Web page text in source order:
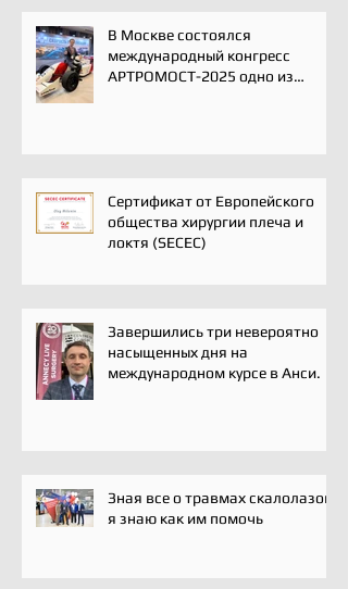
В Москве состоялся
международный конгресс
АРТРОМОСТ-2025 одно из
реабилитации
Сертификат от Европейского
общества хирургии плеча и
локтя (SECEC)
Завершились три невероятно
насыщенных дня на
международном курсе в Анси.
Зная все о травмах скалолазов,
я знаю как им помочь